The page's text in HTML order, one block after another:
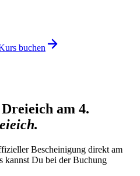
buchen
am 4.
.
Bescheinigung direkt am
kannst Du bei der Buchung